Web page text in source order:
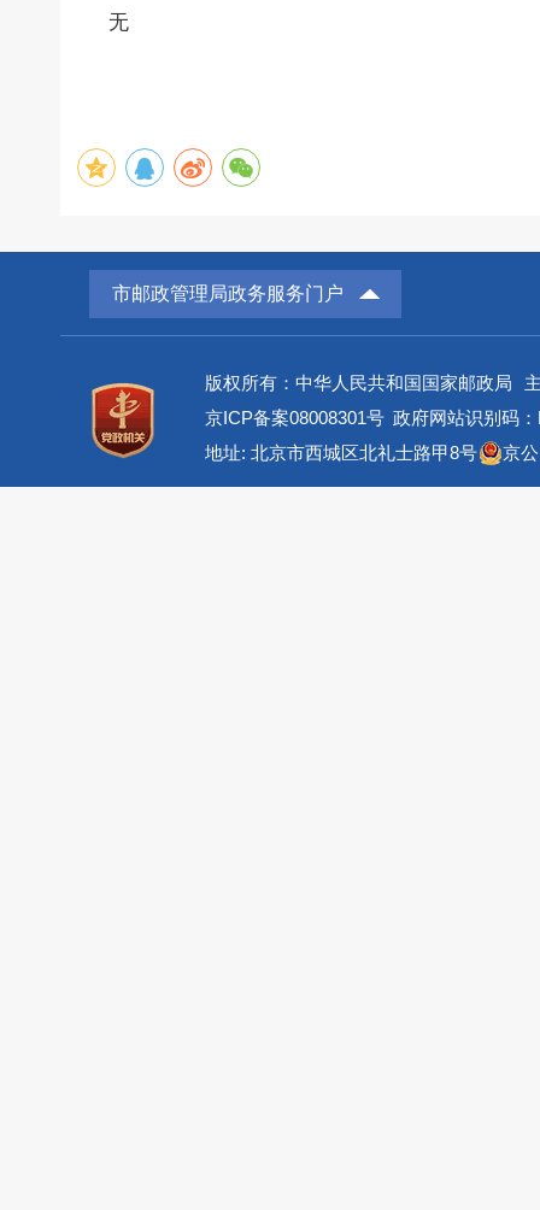
无
市邮政管理局政务服务门户
版权所有：中华人民共和国国家邮政局
京ICP备案08008301号 政府网站识别码
地址: 北京市西城区北礼士路甲8号
京